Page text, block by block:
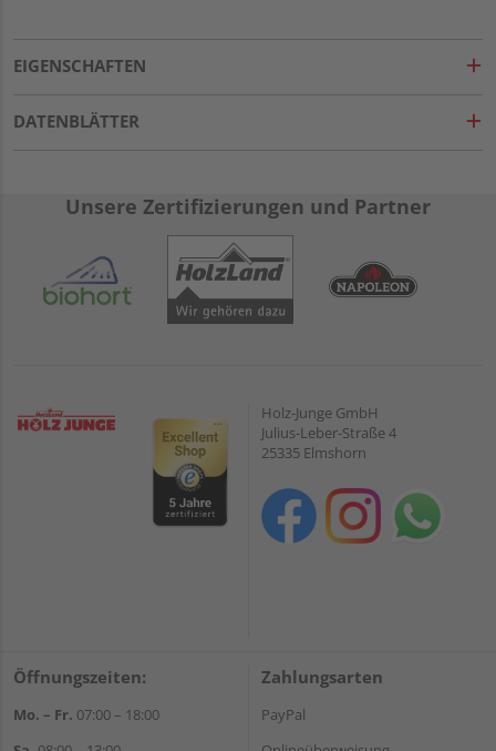
EIGENSCHAFTEN
DATENBLÄTTER
Unsere Zertifizierungen und Partner
Holz-Junge GmbH
Julius-Leber-Straße 4
25335 Elmshorn
Öffnungszeiten:
Mo. – Fr. 07:00 – 18:00
Zahlungsarten
PayPal